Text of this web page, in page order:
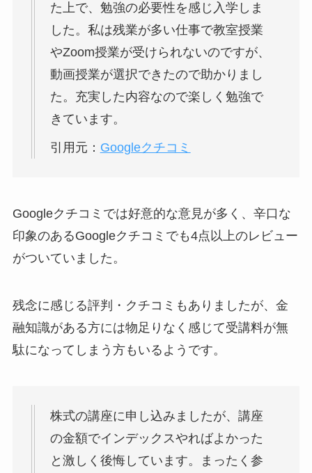
た上で、勉強の必要性を感じ入学しま
した。私は残業が多い仕事で教室授業
やZoom授業が受けられないのですが、
動画授業が選択できたので助かりまし
た。充実した内容なので楽しく勉強で
きています。
引用元： Googleクチコミ
Googleクチコミでは好意的な意見が多く、辛口な
印象のあるGoogleクチコミでも4点以上のレビュー
がついていました。
残念に感じる評判・クチコミもありましたが、金
融知識がある方には物足りなく感じて受講料が無
駄になってしまう方もいるようです。
株式の講座に申し込みましたが、講座
の金額でインデックスやればよかった
と激しく後悔しています。まったく参